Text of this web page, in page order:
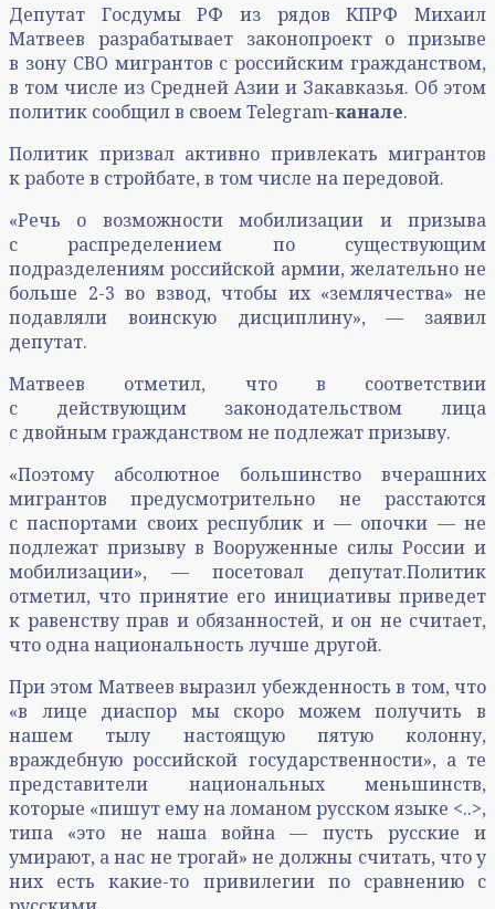
Депутат Госдумы РФ из рядов КПРФ Михаил
Матвеев разрабатывает законопроект о призыве
в зону СВО мигрантов с российским гражданством,
в том числе из Средней Азии и Закавказья. Об этом
политик сообщил в своем Telegram-канале.
Политик призвал активно привлекать мигрантов
к работе в стройбате, в том числе на передовой.
«Речь о возможности мобилизации и призыва
с распределением по существующим
подразделениям российской армии, желательно не
больше 2-3 во взвод, чтобы их «землячества» не
подавляли воинскую дисциплину», — заявил
депутат.
Матвеев отметил, что в соответствии
с действующим законодательством лица
с двойным гражданством не подлежат призыву.
«Поэтому абсолютное большинство вчерашних
мигрантов предусмотрительно не расстаются
с паспортами своих республик и — опочки — не
подлежат призыву в Вооруженные силы России и
мобилизации», — посетовал депутат.Политик
отметил, что принятие его инициативы приведет
к равенству прав и обязанностей, и он не считает,
что одна национальность лучше другой.
При этом Матвеев выразил убежденность в том, что
«в лице диаспор мы скоро можем получить в
нашем тылу настоящую пятую колонну,
враждебную российской государственности», а те
представители национальных меньшинств,
которые «пишут ему на ломаном русском языке <..>,
типа «это не наша война — пусть русские и
умирают, а нас не трогай» не должны считать, что у
них есть какие-то привилегии по сравнению с